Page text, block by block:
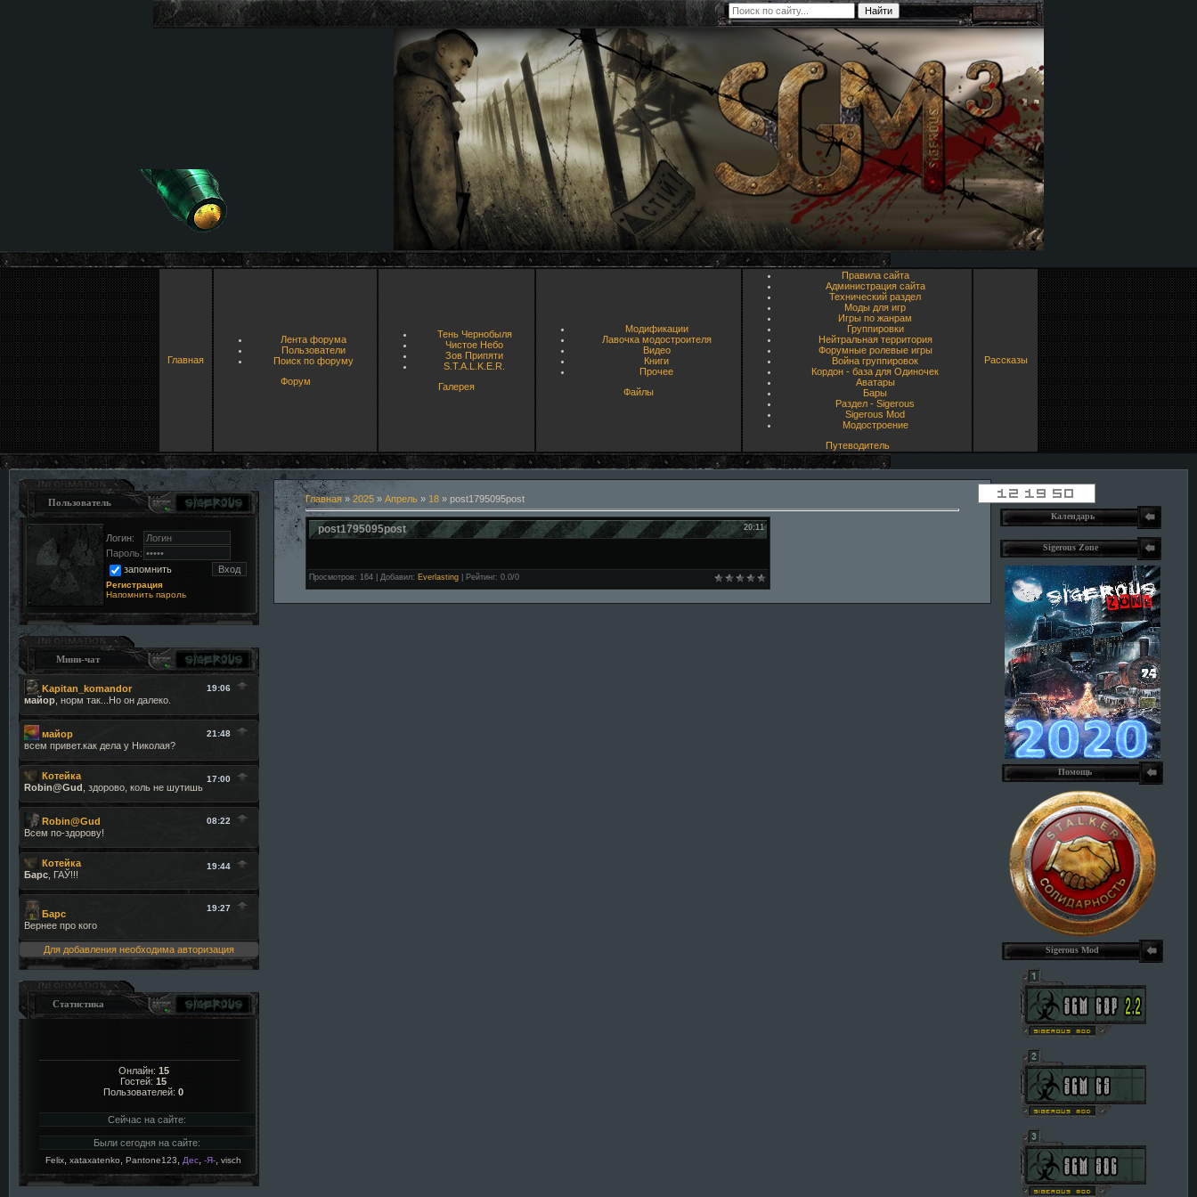
Главная
Лента форума
Пользователи
Поиск по форуму
Форум
Тень Чернобыля
Чистое Небо
Зов Припяти
S.T.A.L.K.E.R.
Галерея
Модификации
Лавочка модостроителя
Видео
Книги
Прочее
Файлы
Правила сайта
Администрация сайта
Технический раздел
Моды для игр
Игры по жанрам
Группировки
Нейтральная территория
Форумные ролевые игры
Война группировок
Кордон - база для Одиночек
Аватары
Бары
Раздел - Sigerous
Sigerous Mod
Модостроение
Путеводитель
Рассказы
Пользователь
Логин:
Пароль:
запомнить
Регистрация
Напомнить пароль
Мини-чат
Для добавления необходима авторизация
Статистика
Онлайн: 15
Гостей: 15
Пользователей: 0
Сейчас на сайте:
Были сегодня на сайте:
Felix xataxatenko Pantone123 Дес -Я- visch
Главная» 2025 » Апрель » 18 » post1795095post
20:11
post1795095post
Просмотров: 164 Добавил: Everlasting Рейтинг: 0.0/0
Календарь
Sigerous Zone
Помощь
Sigerous Mod